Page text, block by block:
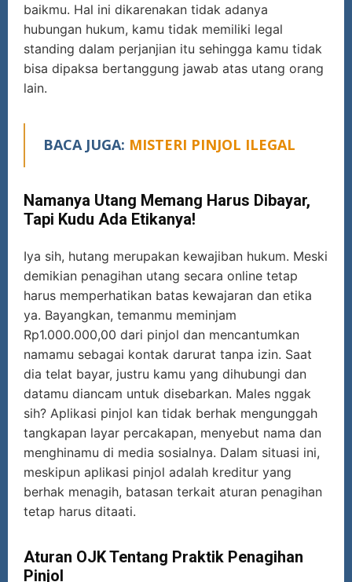
baikmu. Hal ini dikarenakan tidak adanya
hubungan hukum, kamu tidak memiliki legal
standing dalam perjanjian itu sehingga kamu tidak
bisa dipaksa bertanggung jawab atas utang orang
lain.
BACA JUGA: MISTERI PINJOL ILEGAL
Namanya Utang Memang Harus Dibayar,
Tapi Kudu Ada Etikanya!
Iya sih, hutang merupakan kewajiban hukum. Meski
demikian penagihan utang secara online tetap
harus memperhatikan batas kewajaran dan etika
ya. Bayangkan, temanmu meminjam
Rp1.000.000,00 dari pinjol dan mencantumkan
namamu sebagai kontak darurat tanpa izin. Saat
dia telat bayar, justru kamu yang dihubungi dan
datamu diancam untuk disebarkan. Males nggak
sih? Aplikasi pinjol kan tidak berhak mengunggah
tangkapan layar percakapan, menyebut nama dan
menghinamu di media sosialnya. Dalam situasi ini,
meskipun aplikasi pinjol adalah kreditur yang
berhak menagih, batasan terkait aturan penagihan
tetap harus ditaati.
Aturan OJK Tentang Praktik Penagihan
Pinjol